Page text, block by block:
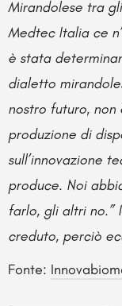
Mirandolese tra
Medtec Italia ce
è stata
dialetto
nostro futuro,
produzione di
sull’innovazione
produce. Noi
farlo, gli altri no.”
creduto, perciò
Fonte: